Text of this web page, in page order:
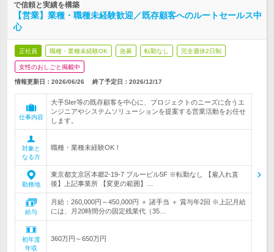
で信頼と実績を構築
【営業】業種・職種未経験歓迎／既存顧客へのルートセールス中
心
正社員 職種・業種未経験OK 急募 転勤なし 完全週休2日制
女性のおしごと掲載中
情報更新日：2026/06/26 終了予定日： 2026/12/17
仕事内容
大手SIer等の既存顧客を中心に、プロジェクトのニーズに合うエ
ンジニアやシステムソリューションを提案する営業活動をお任せ
します。
対象と
なる方
職種・業種未経験OK！
勤務地
東京都文京区本郷2-19-7 ブルービル5F ※転勤なし 【雇入れ直
後】上記事業所 【変更の範囲】…
給与
月給：260,000円～450,000円 ＋ 諸手当 ＋ 賞与年2回 ※上記月給
には、月20時間分の固定残業代（35…
初年度
年収
360万円～650万円